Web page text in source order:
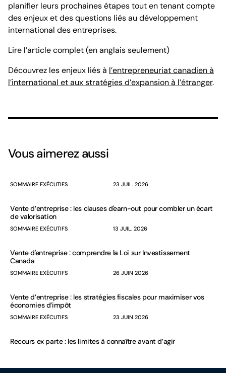
planifier leurs prochaines étapes tout en tenant compte
des enjeux et des questions liés au développement
international des entreprises.
Lire l’article complet (en anglais seulement)
Découvrez les enjeux liés à l’entrepreneuriat canadien à
l’international et aux stratégies d’expansion à l’étranger.
Vous aimerez aussi
SOMMAIRE EXÉCUTIFS 23 JUIL. 2026
Vente d’entreprise : les clauses d'earn-out pour combler un écart
de valorisation
SOMMAIRE EXÉCUTIFS 13 JUIL. 2026
Vente d'entreprise : comprendre la Loi sur Investissement
Canada
SOMMAIRE EXÉCUTIFS 26 JUIN 2026
Vente d’entreprise : les stratégies fiscales pour maximiser vos
économies d’impôt
SOMMAIRE EXÉCUTIFS 23 JUIN 2026
Recours ex parte : les limites à connaître avant d’agir